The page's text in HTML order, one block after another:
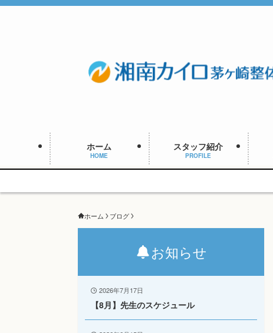
ホーム
HOME
スタッフ紹介
PROFILE
ホーム ブログ
お知らせ
2026年7月17日
【8月】先生のスケジュール